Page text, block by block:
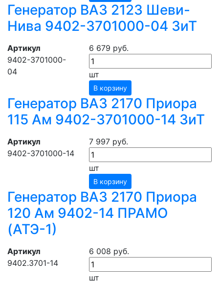
Генератор ВАЗ 2123 Шеви-
Нива 9402-3701000-04 ЗиТ
Артикул
9402-3701000-
04
6 679 руб.
шт
В корзину
Генератор ВАЗ 2170 Приора
115 Ам 9402-3701000-14 ЗиТ
Артикул
9402-3701000-14
7 997 руб.
шт
В корзину
Генератор ВАЗ 2170 Приора
120 Ам 9402-14 ПРАМО
(АТЭ-1)
Артикул
9402.3701-14
6 008 руб.
шт